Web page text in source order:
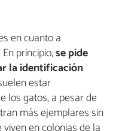
en cuanto a
principio,se pide
la identificación
estar
los gatos, a pesar de
más ejemplares sin